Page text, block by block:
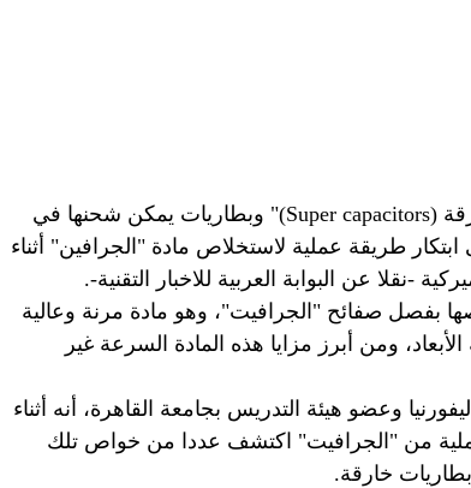
اكتشف عالم مصري طريقة لصنع "مكثفات خارقة (Super capacitors)" وبطاريات يمكن شحنها في
طريقة عملية لاستخلاص مادة "الجرافين" أثناء
-نقلا عن البوابة العربية للاخبار التقنية-.
بفصل صفائح "الجرافيت"، وهو مادة مرنة وعالية
ومن أبرز مزايا هذه المادة السرعة غير
وعضو هيئة التدريس بجامعة القاهرة، أنه أثناء
من "الجرافيت" اكتشف عددا من خواص تلك
خارقة.